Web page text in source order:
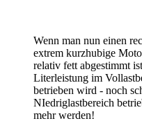
Wenn man nun einen
extrem kurzhubige
relativ fett abgestimmt
Literleistung im
betrieben wird - noch
NIedriglastbereich
mehr werden!